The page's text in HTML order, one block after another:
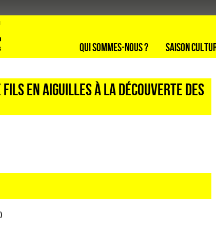
Qui sommes-nous ? Saison
EN AIGUILLES À LA DÉCOUVERTE DES